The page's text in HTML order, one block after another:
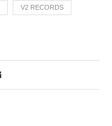
V2 RECORDS